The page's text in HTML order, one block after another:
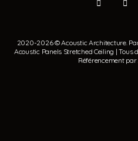
2020-2026 © Acoustic Architecture.
Acoustic Panels Stretched Ceiling | Tous
Référencement par